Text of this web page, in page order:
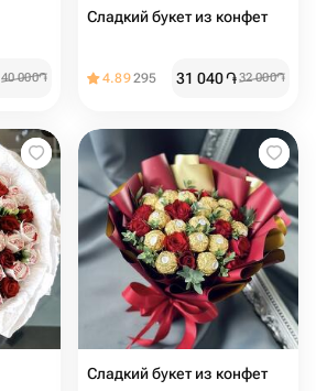
40 000֏
Сладкий букет из конфет
4.89295 31 040֏32 000֏
Сладкий букет из конфет